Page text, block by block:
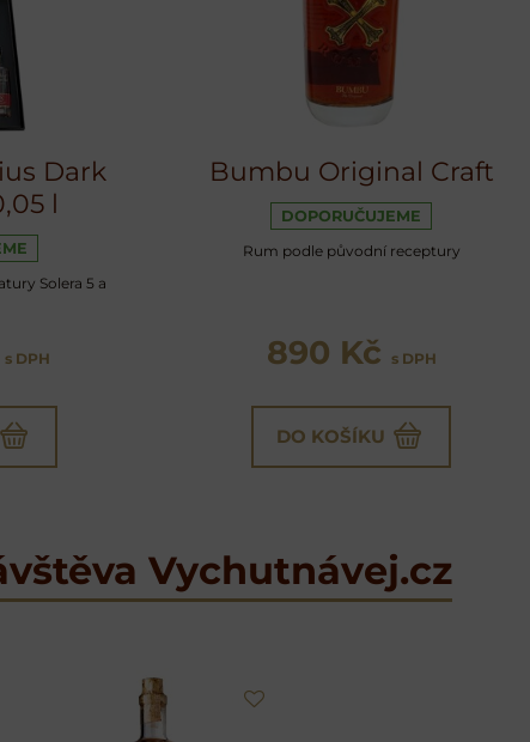
Dark
l
Solera 5 a
s DPH
Bumbu Original Craft
DOPORUČUJEME
Rum podle původní receptury
890 Kč s DPH
DO KOŠÍKU
Vychutnávej.cz